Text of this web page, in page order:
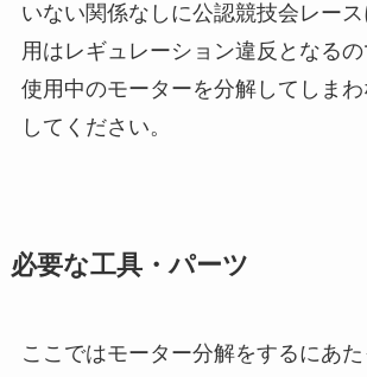
いない関係なしに公認競技会レー
用はレギュレーション違反となる
使用中のモーターを分解してしま
してください。
必要な工具・パーツ
ここではモーター分解をするにあ